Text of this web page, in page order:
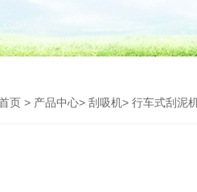
页 > 产品中心> 刮吸机> 行车式刮泥